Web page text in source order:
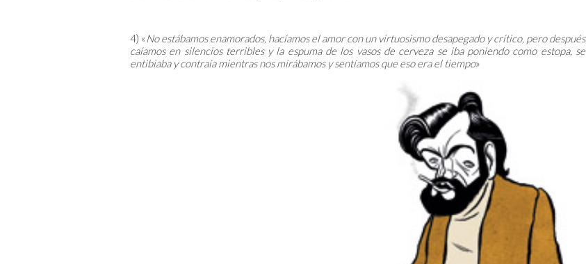
4) « No estábamos enamorados, hacíamos el amor con un virtuosismo desapegado y crítico, pero después
caíamos en silencios terribles y la espuma de los vasos de cerveza se iba poniendo como estopa, se
entibiaba y contraía mientras nos mirábamos y sentíamos que eso era el tiempo»